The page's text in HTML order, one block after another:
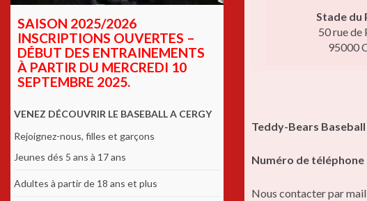
Stade du
50 rue de
95000
Teddy-Bears
Numéro de téléphone
Nous contacter par
SAISON 2025/2026
INSCRIPTIONS OUVERTES –
DÉBUT DES ENTRAINEMENTS
À PARTIR DU MERCREDI 10
SEPTEMBRE 2025.
VENEZ DÉCOUVRIR LE BASEBALL A CERGY
Rejoignez-nous, filles et garçons
Jeunes dés 5 ans à 17 ans
Adultes à partir de 18 ans et plus